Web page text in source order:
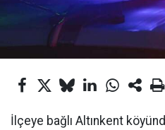
İlçeye bağlı Altınkent